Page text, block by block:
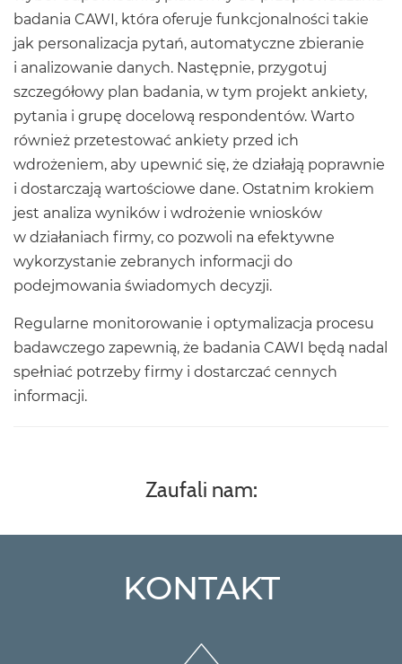
badania CAWI, która oferuje funkcjonalności takie
jak personalizacja pytań, automatyczne zbieranie
i analizowanie danych. Następnie, przygotuj
szczegółowy plan badania, w tym projekt ankiety,
pytania i grupę docelową respondentów. Warto
również przetestować ankiety przed ich
wdrożeniem, aby upewnić się, że działają poprawnie
i dostarczają wartościowe dane. Ostatnim krokiem
jest analiza wyników i wdrożenie wniosków
w działaniach firmy, co pozwoli na efektywne
wykorzystanie zebranych informacji do
podejmowania świadomych decyzji.
Regularne monitorowanie i optymalizacja procesu
badawczego zapewnią, że badania CAWI będą nadal
spełniać potrzeby firmy i dostarczać cennych
informacji.
Zaufali nam:
KONTAKT